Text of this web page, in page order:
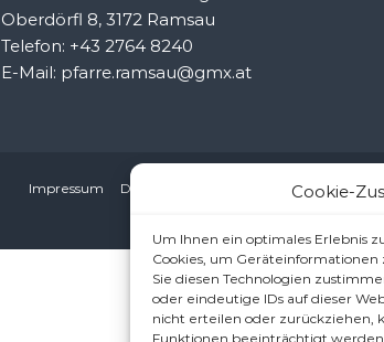
Cookie-
Um Ihnen ein optimales Erlebnis
Cookies, um
Sie diesen Technologien
oder eindeutige IDs auf dieser
nicht erteilen oder zurückziehen,
Funktionen beeinträchtigt werden.
Oberdörfl 8, 3172 Ramsau
Telefon: +43 2764 8240
E-Mail: pfarre.ramsau@gmx.at
Impressum Datenschutzerklärung/